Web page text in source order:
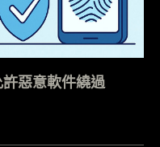
惡意軟件繞過